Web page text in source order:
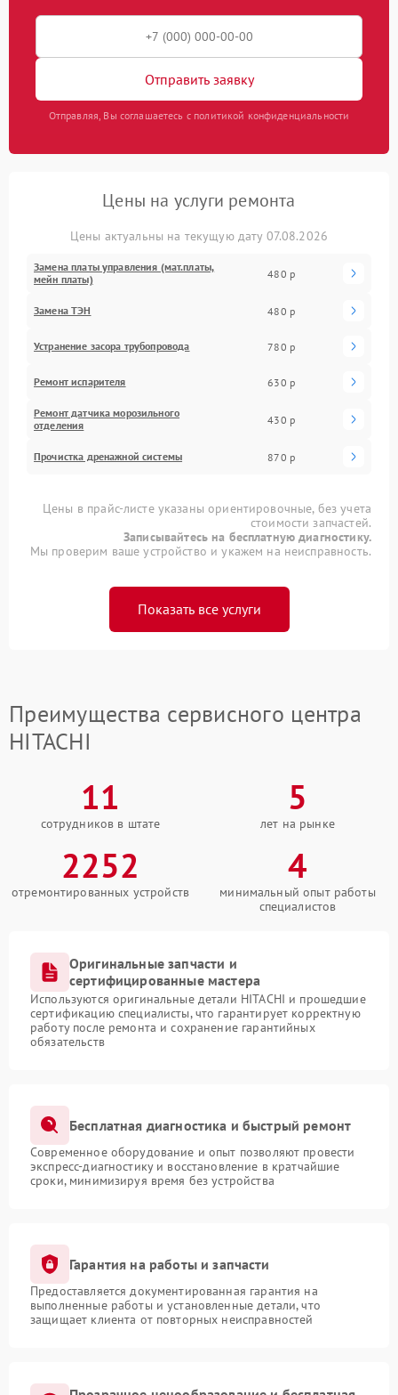
Отправить заявку
Отправляя, Вы соглашаетесь с политикой конфиденциальности
Цены на услуги ремонта
Цены актуальны на текущую дату 07.08.2026
Замена платы управления (мат.платы,
мейн платы)
480 р
Замена ТЭН 480 р
Устранение засора трубопровода 780 р
Ремонт испарителя 630 р
Ремонт датчика морозильного
отделения
430 р
Прочистка дренажной системы 870 р
Цены в прайс-листе указаны ориентировочные, без учета
стоимости запчастей.
Записывайтесь на бесплатную диагностику.
Мы проверим ваше устройство и укажем на неисправность.
Показать все услуги
Преимущества сервисного центра
HITACHI
11
сотрудников в штате
5
лет на рынке
2252
отремонтированных устройств
4
минимальный опыт работы
специалистов
Оригинальные запчасти и
сертифицированные мастера
Используются оригинальные детали HITACHI и прошедшие
сертификацию специалисты, что гарантирует корректную
работу после ремонта и сохранение гарантийных
обязательств
Бесплатная диагностика и быстрый ремонт
Современное оборудование и опыт позволяют провести
экспресс-диагностику и восстановление в кратчайшие
сроки, минимизируя время без устройства
Гарантия на работы и запчасти
Предоставляется документированная гарантия на
выполненные работы и установленные детали, что
защищает клиента от повторных неисправностей